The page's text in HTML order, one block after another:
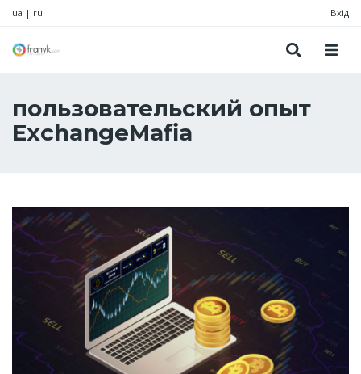
ua | ru Вхід
пользовательский опыт
ExchangeMafia